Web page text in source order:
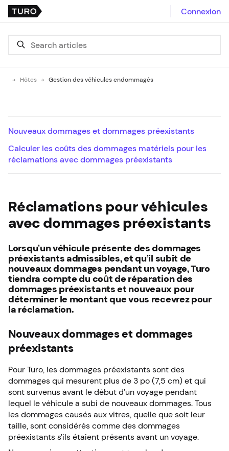
Connexion
Hôtes Gestion des véhicules endommagés
Réclamations pour véhicules
avec dommages préexistants
Lorsqu’un véhicule présente des dommages
préexistants admissibles, et qu’il subit de
nouveaux dommages pendant un voyage, Turo
tiendra compte du coût de réparation des
dommages préexistants et nouveaux pour
déterminer le montant que vous recevrez pour
la réclamation.
Nouveaux dommages et dommages
préexistants
Pour Turo, les dommages préexistants sont des
dommages qui mesurent plus de 3 po (7,5 cm) et qui
sont survenus avant le début d’un voyage pendant
lequel le véhicule a subi de nouveaux dommages. Tous
les dommages causés aux vitres, quelle que soit leur
taille, sont considérés comme des dommages
préexistants s’ils étaient présents avant un voyage.
Nouveaux dommages et dommages préexistants
Calculer les coûts des dommages matériels pour les
réclamations avec dommages préexistants